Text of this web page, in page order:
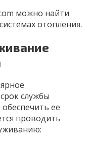
можно найти
отопления.
службы
ее
проводить